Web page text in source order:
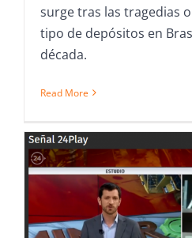
surge tras las tragedias
tipo de depósitos en
década.
Read More